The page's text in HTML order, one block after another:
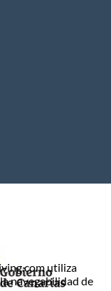
utiliza
navegabilidad de